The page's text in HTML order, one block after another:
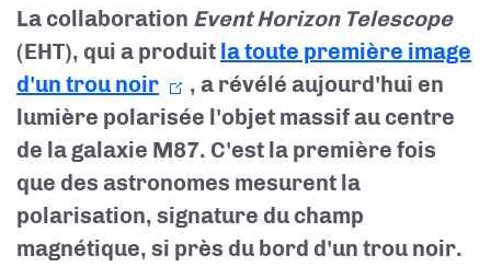
La collaboration Event Horizon Telescope
(EHT), qui a produit la toute première image
d'un trou noir
, a révélé aujourd'hui en
lumière polarisée l'objet massif au centre
de la galaxie M87. C'est la première fois
que des astronomes mesurent la
polarisation, signature du champ
magnétique, si près du bord d'un trou noir.